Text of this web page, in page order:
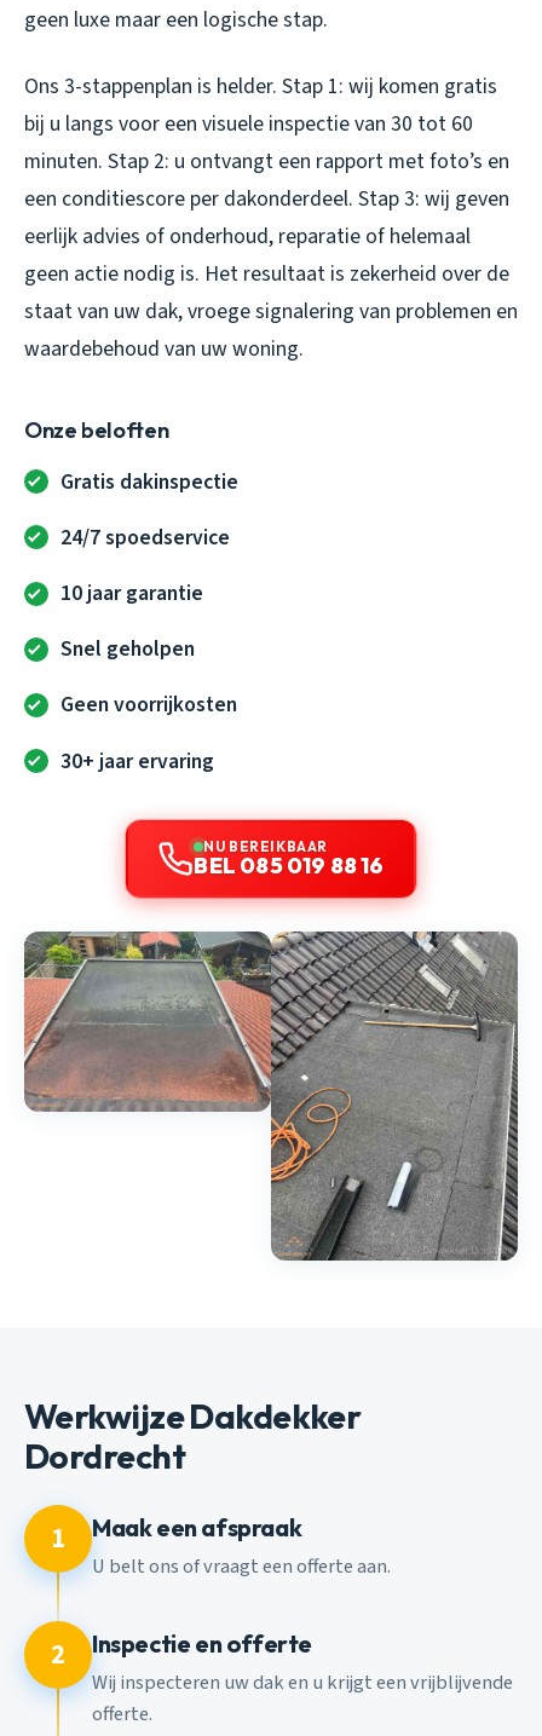
geen luxe maar een logische stap.
Ons 3-stappenplan is helder. Stap 1: wij komen gratis
bij u langs voor een visuele inspectie van 30 tot 60
minuten. Stap 2: u ontvangt een rapport met foto’s en
een conditiescore per dakonderdeel. Stap 3: wij geven
eerlijk advies of onderhoud, reparatie of helemaal
geen actie nodig is. Het resultaat is zekerheid over de
staat van uw dak, vroege signalering van problemen en
waardebehoud van uw woning.
Onze beloften
Gratis dakinspectie
24/7 spoedservice
10 jaar garantie
Snel geholpen
Geen voorrijkosten
30+ jaar ervaring
NU BEREIKBAAR
BEL 085 019 88 16
Werkwijze Dakdekker
Dordrecht
1 Maak een afspraak
U belt ons of vraagt een offerte aan.
2 Inspectie en offerte
Wij inspecteren uw dak en u krijgt een vrijblijvende
offerte.